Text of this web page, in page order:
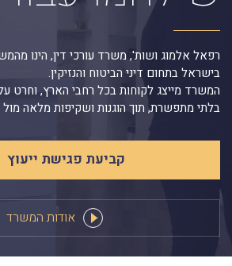
רפאל אלמוג ושות', משרד עורכי דין, הינו
בישראל בתחום דיני הביטוח והנזיקין.
המשרד מייצג לקוחות בכל רחבי הארץ, וחרט
בלתי מתפשרת, תוך הוגנות ושקיפות מלאה
קביעת פגישת ייעוץ
אודות המשרד